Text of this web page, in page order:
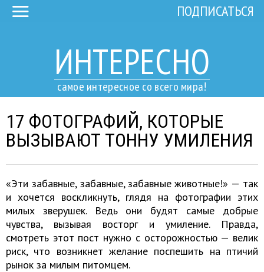
ИНТЕРЕСНО
самое интересное со всего мира!
ПОДПИСАТЬСЯ
17 ФОТОГРАФИЙ, КОТОРЫЕ
ВЫЗЫВАЮТ ТОННУ УМИЛЕНИЯ
«Эти забавные, забавные, забавные животные!» — так
и хочется воскликнуть, глядя на фотографии этих
милых зверушек. Ведь они будят самые добрые
чувства, вызывая восторг и умиление. Правда,
смотреть этот пост нужно с осторожностью — велик
риск, что возникнет желание поспешить на птичий
рынок за милым питомцем.